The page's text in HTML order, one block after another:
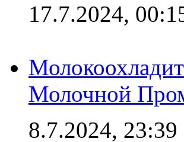
17.7.2024,
Молочной
8.7.2024, 23:39